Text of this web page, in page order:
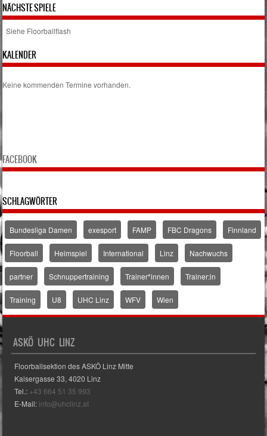
NÄCHSTE SPIELE
Siehe Floorballflash
KALENDER
Keine kommenden Termine vorhanden.
FACEBOOK
SCHLAGWÖRTER
Bundesliga Damen exesport FAMP FBC Dragons Finnland
Floorball Heimspiel International Linz Nachwuchs
partner Schnuppertraining Trainer*innen Trainer:in
Training U8 UHC Linz WFV Wien
ASKÖ UHC LINZ
Floorballsektion des ASKÖ Linz Mitte
Kaisergasse 33, 4020 Linz
Tel.: +43 664 51 35 993
E-Mail: info@uhclinz.at